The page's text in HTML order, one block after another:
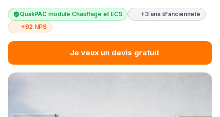
QualiPAC module Chauffage et ECS
+3 ans d'ancienneté
+92 NPS
Je veux un devis gratuit